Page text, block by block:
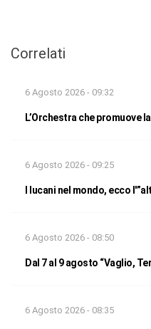
Correlati
6 Agosto 2026 - 09:32
L’Orchestra che promuove
6 Agosto 2026 - 09:25
I lucani nel mondo, ecco
6 Agosto 2026 - 08:50
Dal 7 al 9 agosto “Vaglio,
6 Agosto 2026 - 08:35